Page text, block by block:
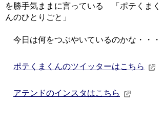
を勝手気ままに言っている 「ポテくまく
んのひとりごと」
今日は何をつぶやいているのかな・・・
ポテくまくんのツイッターはこちら
アテンドのインスタはこちら